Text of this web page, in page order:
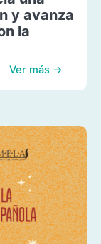
y avanza
la
Ver más →